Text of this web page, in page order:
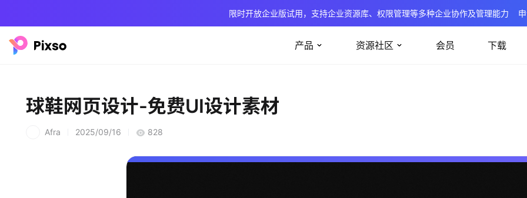
限时开放企业版试用，支持企业资源库、权限管理等多种企业协作及管理能力
产品 资源社区 会员 下载
球鞋网页设计-免费UI设计素材
Afra 2025/09/16 828